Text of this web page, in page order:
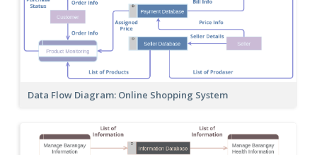
Data Flow Diagram: Online Shopping System